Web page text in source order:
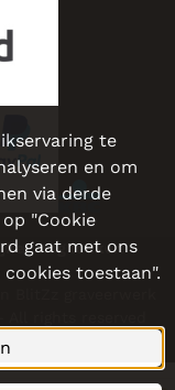
nog leuker!
BlitZz graveerwerk
te
en om
via derde
"Cookie
gaat met ons
toestaan".